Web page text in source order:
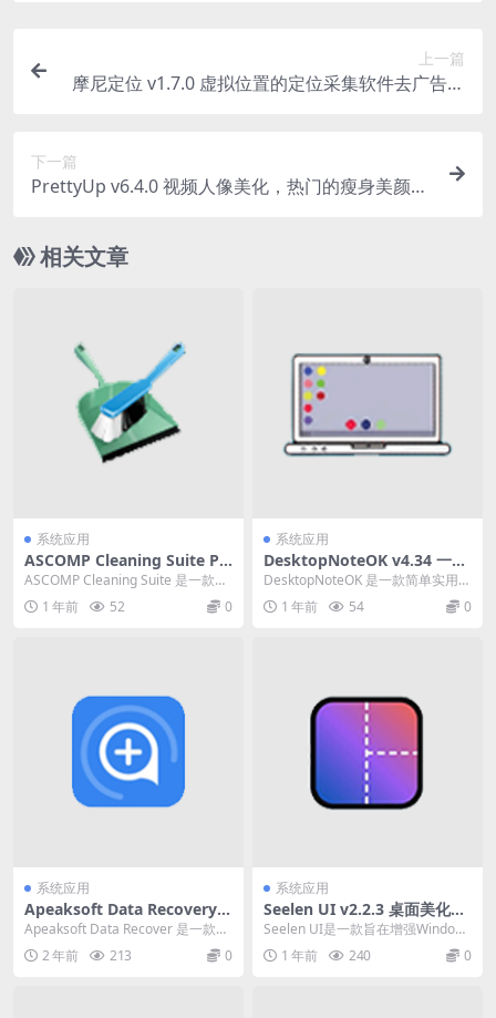
上一篇
摩尼定位 v1.7.0 虚拟位置的定位采集软件去广告纯
下一篇
PrettyUp v6.4.0 视频人像美化，热门的瘦身美颜工
相关文章
系统应用
ASCOMP Cleaning Suite Pr
o v4.017 系统优化工具便携版
ASCOMP Cleaning Suite 是一款功
能全面的清洁和优化工具套件。...
1 年前 52 0
系统应用
DesktopNoteOK v4.34 一款
简单实用的桌面便签工具
DesktopNoteOK 是一款简单实用的
桌面便签工具，帮助用户快速记录
重要的...
1 年前 54 0
系统应用
Apeaksoft Data Recovery
(数据恢复软件) v1.6.16 中文
破解版
Apeaksoft Data Recover 是一款数
据恢复软件。无论您误删除了...
2 年前 213 0
系统应用
Seelen UI v2.2.3 桌面美化工
具免费版下载
Seelen UI是一款旨在增强Windows
桌面体验的工具，专注于定制和生
产力...1 年前 240 0